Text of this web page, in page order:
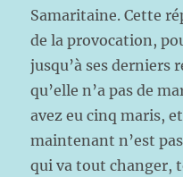
Samaritaine. Cette
de la provocation,
jusqu’à ses derniers
qu’elle n’a pas de
avez eu cinq maris,
maintenant n’est
qui va tout changer,